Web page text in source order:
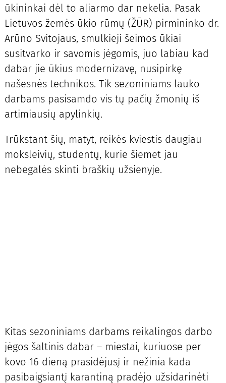
ūkininkai dėl to aliarmo dar nekelia. Pasak
Lietuvos žemės ūkio rūmų (ŽŪR) pirmininko dr.
Arūno Svitojaus, smulkieji šeimos ūkiai
susitvarko ir savomis jėgomis, juo labiau kad
dabar jie ūkius modernizavę, nusipirkę
našesnės technikos. Tik sezoniniams lauko
darbams pasisamdo vis tų pačių žmonių iš
artimiausių apylinkių.
Trūkstant šių, matyt, reikės kviestis daugiau
moksleivių, studentų, kurie šiemet jau
nebegalės skinti braškių užsienyje.
Kitas sezoniniams darbams reikalingos darbo
jėgos šaltinis dabar – miestai, kuriuose per
kovo 16 dieną prasidėjusį ir nežinia kada
pasibaigsiantį karantiną pradėjo užsidarinėti